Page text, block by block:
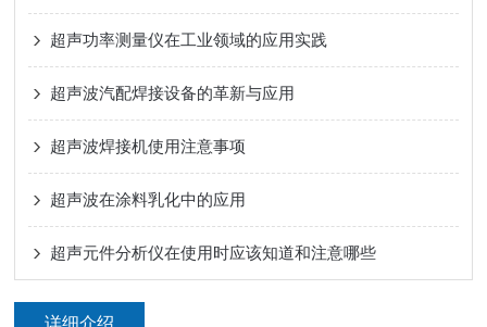
超声功率测量仪在工业领域的应用实践
超声波汽配焊接设备的革新与应用
超声波焊接机使用注意事项
超声波在涂料乳化中的应用
超声元件分析仪在使用时应该知道和注意哪些
详细介绍